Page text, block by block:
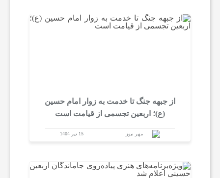
از جبهه جنگ تا خدمت به زوار امام حسین
(ع)؛ اربعین تجسمی از قیامت است
مهر نیوز 15 تیر 1404